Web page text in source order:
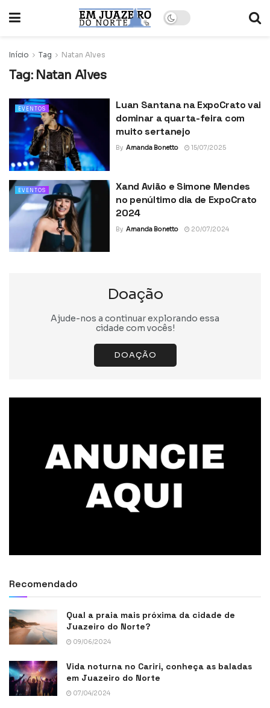
Início Tag Natan Alves
Tag: Natan Alves
EVENTOS
Luan Santana na ExpoCrato vai
dominar a quarta-feira com
muito sertanejo
By Amanda Bonetto 15/07/2025
EVENTOS
Xand Avião e Simone Mendes
no penúltimo dia de ExpoCrato
2024
By Amanda Bonetto 20/07/2024
Doação
Ajude-nos a continuar explorando essa
cidade com vocês!
DOAÇÃO
Recomendado
Qual a praia mais próxima da cidade de
Juazeiro do Norte?
09/06/2024
Vida noturna no Cariri, conheça as baladas
em Juazeiro do Norte
07/04/2024